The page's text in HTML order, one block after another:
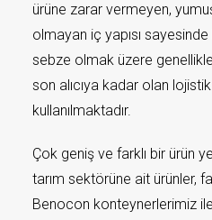
ürüne zarar vermeyen,
olmayan iç yapısı
sebze olmak üzere
son alıcıya kadar olan
kullanılmaktadır.
Çok geniş ve farklı bir ürün
tarım sektörüne ait ürünler,
Benocon konteynerlerimiz